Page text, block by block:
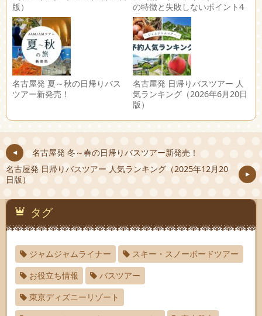
版）
の特徴と失敗しないポイント4
選
名古屋発 夏～秋の日帰りバス
ツアー新発売！
名古屋発 日帰りバスツアー 人
気ランキング（2026年6月20日
版）
名古屋発 冬～春の日帰りバスツアー新発売！
名古屋発 日帰りバスツアー 人気ランキング（2025年12月20
日版）
タグ
ジャムジャムライナー
スキー・スノーボードツアー
お役立ち情報
バスツアー
東京ディズニーリゾート